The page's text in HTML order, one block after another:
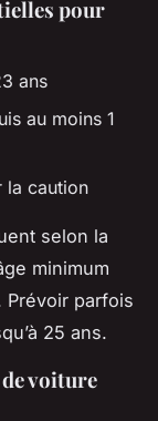
pour
ans
au moins 1
la caution
selon la
minimum
Prévoir parfois
25 ans.
voiture